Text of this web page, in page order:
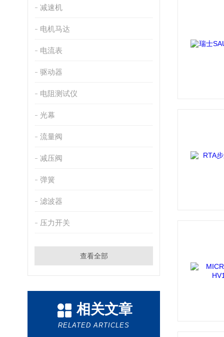
减速机
电机马达
电流表
驱动器
电阻测试仪
光幕
流量阀
减压阀
弹簧
滤波器
压力开关
查看全部
相关文章
RELATED ARTICLES